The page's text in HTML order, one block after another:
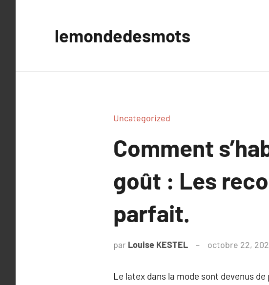
lemondedesmots
Uncategorized
Comment
goût : Les
parfait.
par Louise KESTEL octobre 22,
Le latex dans la mode sont devenus